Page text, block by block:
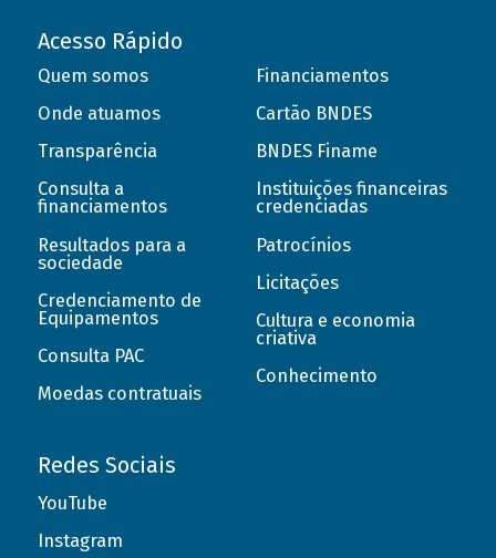
Acesso Rápido
Quem somos
Onde atuamos
Transparência
Consulta a
financiamentos
Resultados para a
sociedade
Credenciamento de
Equipamentos
Consulta PAC
Moedas contratuais
Financiamentos
Cartão BNDES
BNDES Finame
Instituições financeiras
credenciadas
Patrocínios
Licitações
Cultura e economia
criativa
Conhecimento
Redes Sociais
YouTube
Instagram